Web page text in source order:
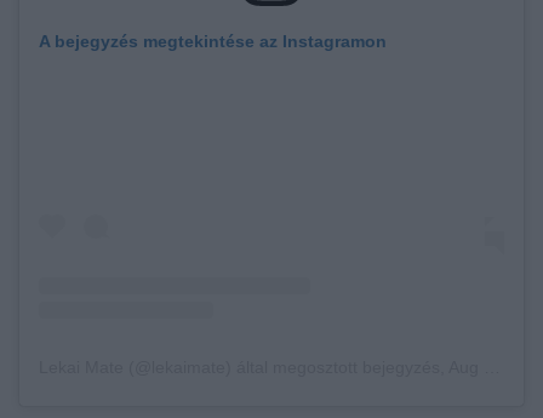
A bejegyzés megtekintése az Instagramon